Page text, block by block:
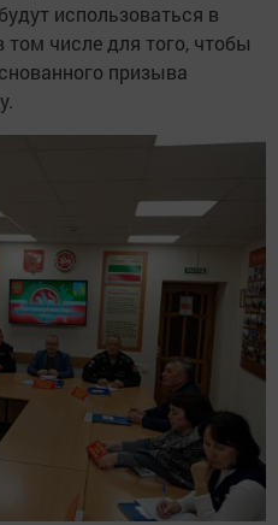
использоваться в
том числе для того, чтобы
призыва